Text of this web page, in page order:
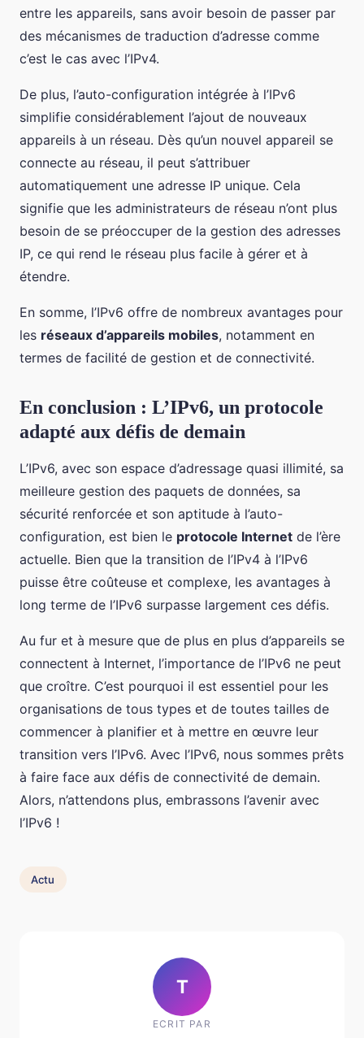
entre les appareils, sans avoir besoin de passer par
des mécanismes de traduction d’adresse comme
c’est le cas avec l’IPv4.
De plus, l’auto-configuration intégrée à l’IPv6
simplifie considérablement l’ajout de nouveaux
appareils à un réseau. Dès qu’un nouvel appareil se
connecte au réseau, il peut s’attribuer
automatiquement une adresse IP unique. Cela
signifie que les administrateurs de réseau n’ont plus
besoin de se préoccuper de la gestion des adresses
IP, ce qui rend le réseau plus facile à gérer et à
étendre.
En somme, l’IPv6 offre de nombreux avantages pour
les réseaux d’appareils mobiles, notamment en
termes de facilité de gestion et de connectivité.
En conclusion : L’IPv6, un protocole
adapté aux défis de demain
L’IPv6, avec son espace d’adressage quasi illimité, sa
meilleure gestion des paquets de données, sa
sécurité renforcée et son aptitude à l’auto-
configuration, est bien le protocole Internet de l’ère
actuelle. Bien que la transition de l’IPv4 à l’IPv6
puisse être coûteuse et complexe, les avantages à
long terme de l’IPv6 surpasse largement ces défis.
Au fur et à mesure que de plus en plus d’appareils se
connectent à Internet, l’importance de l’IPv6 ne peut
que croître. C’est pourquoi il est essentiel pour les
organisations de tous types et de toutes tailles de
commencer à planifier et à mettre en œuvre leur
transition vers l’IPv6. Avec l’IPv6, nous sommes prêts
à faire face aux défis de connectivité de demain.
Alors, n’attendons plus, embrassons l’avenir avec
l’IPv6 !
Actu
T
ECRIT PAR